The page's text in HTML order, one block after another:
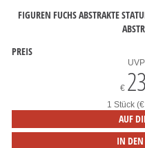
FIGUREN FUCHS ABSTRAKTE
PREIS
€
1 Stück
AUF
IN